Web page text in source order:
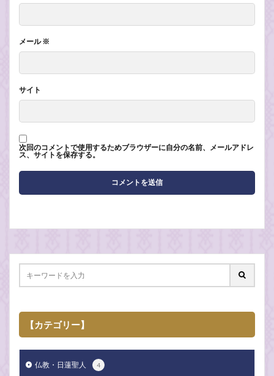
メール※
サイト
次回のコメントで使用するためブラウザーに自分の名前、メールアドレ
ス、サイトを保存する。
【カテゴリー】
仏教・日蓮聖人 4